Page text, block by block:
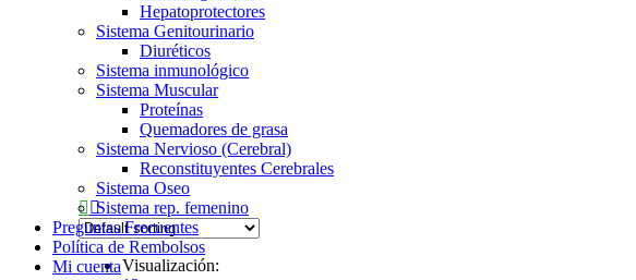
Hepatoprotectores
Sistema Genitourinario
Diuréticos
Sistema inmunológico
Sistema Muscular
Proteínas
Quemadores de grasa
Sistema Nervioso (Cerebral)
Reconstituyentes Cerebrales
Sistema Oseo
Sistema rep. femenino
Preguntas Frecuentes
Política de Rembolsos
Mi cuentaVisualización: